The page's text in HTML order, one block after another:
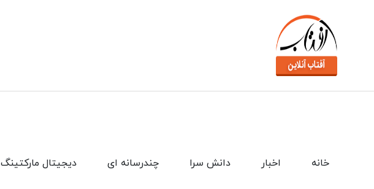
دیجیتال مارکتینگ چندرسانه ای دانش سرا اخبار خانه